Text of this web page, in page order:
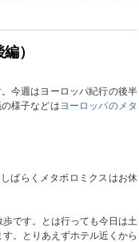
）
今週はヨーロッパ紀行の後半
様子などは ヨーロッパのメタ
ばらくメタボロミクスはお休
です。とは行っても今日は土
。とりあえずホテル近くから